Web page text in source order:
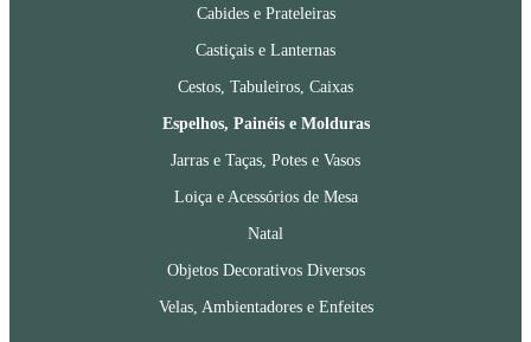
Cabides e Prateleiras
Castiçais e Lanternas
Cestos, Tabuleiros, Caixas
Espelhos, Painéis e Molduras
Jarras e Taças, Potes e Vasos
Loiça e Acessórios de Mesa
Natal
Objetos Decorativos Diversos
Velas, Ambientadores e Enfeites